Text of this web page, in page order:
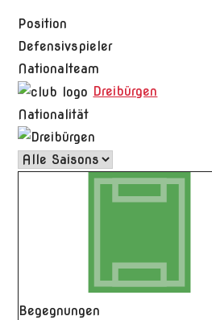
Position
Defensivspieler
Nationalteam
Dreibürgen
Nationalität
Begegnungen